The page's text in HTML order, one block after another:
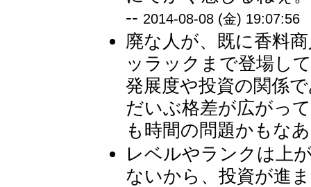
-- 2014-08-08 (金) 19:07:56
廃な人が、既に香料
ッラックまで登場し
発展度や投資の関係
だいぶ格差が広がっ
も時間の問題かもな
レベルやランクは上
ないから、投資が進